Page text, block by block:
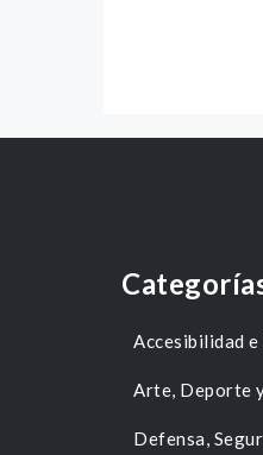
Accesibilidad
Arte, Deporte
Defensa,